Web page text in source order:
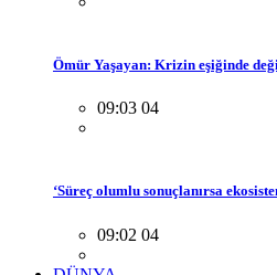
Ömür Yaşayan: Krizin eşiğinde
09:03 04
‘Süreç olumlu sonuçlanırsa
09:02 04